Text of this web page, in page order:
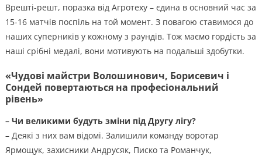
Врешті-решт, поразка від Агротеху – єдина в основний час за
15-16 матчів поспіль на той момент. З повагою ставимося до
наших суперників у кожному з раундів. Тож маємо гордість за
наші срібні медалі, вони мотивують на подальші здобутки.
«Чудові майстри Волошинович, Борисевич і
Сондей повертаються на професіональний
рівень»
– Чи великими будуть зміни під Другу лігу?
– Деякі з них вам відомі. Залишили команду воротар
Ярмощук, захисники Андрусяк, Писко та Романчук,